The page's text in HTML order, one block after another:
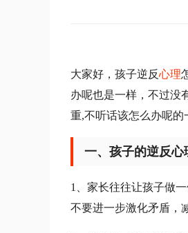
大家好，孩子逆反心理
办呢也是一样，不过没
重,不听话该怎么办呢
一、孩子的逆反心
1、家长往往让孩子做
不要进一步激化矛盾，